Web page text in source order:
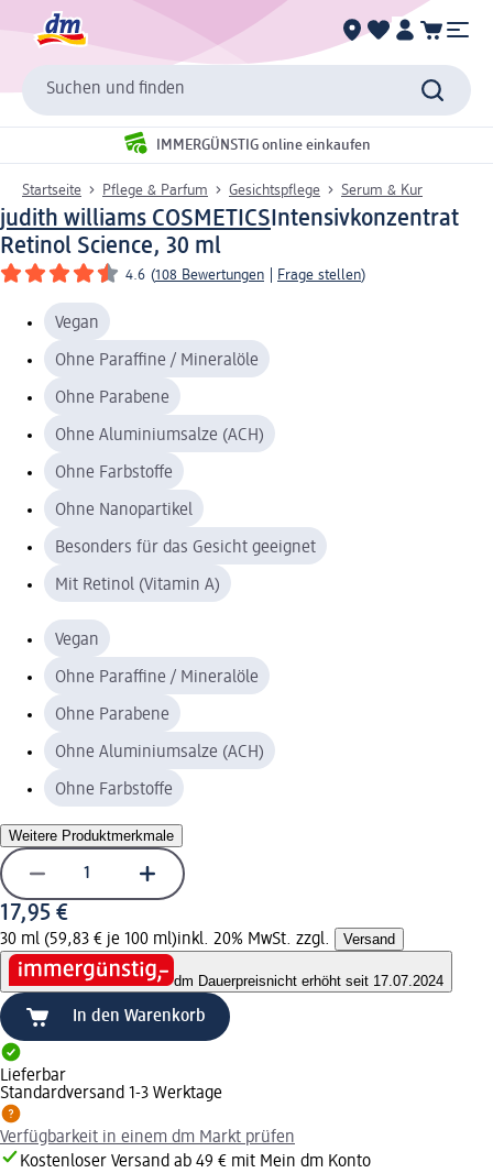
Suchen und finden
IMMERGÜNSTIG online einkaufen
Startseite Pflege & Parfum Gesichtspflege Serum & Kur
judith williams COSMETICS Intensivkonzentrat
Retinol Science, 30 ml
4.6 (108 Bewertungen Frage stellen)
Vegan
Ohne Paraffine / Mineralöle
Ohne Parabene
Ohne Aluminiumsalze (ACH)
Ohne Farbstoffe
Ohne Nanopartikel
Besonders für das Gesicht geeignet
Mit Retinol (Vitamin A)
Vegan
Ohne Paraffine / Mineralöle
Ohne Parabene
Ohne Aluminiumsalze (ACH)
Ohne Farbstoffe
Weitere Produktmerkmale
17,95 €
30 ml (59,83 € je 100 ml)inkl. 20% MwSt. zzgl. Versand
dm Dauerpreisnicht erhöht seit 17.07.2024
In den Warenkorb
Lieferbar
Standardversand 1-3 Werktage
Verfügbarkeit in einem dm Markt prüfen
Kostenloser Versand ab 49 € mit Mein dm Konto